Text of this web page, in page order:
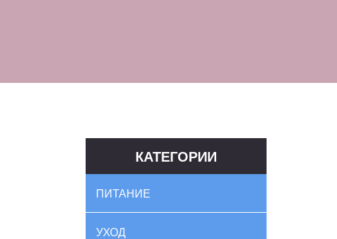
КАТЕГОРИИ
ПИТАНИЕ
УХОД